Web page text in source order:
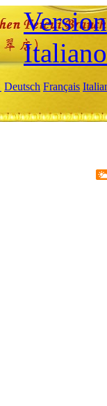
Italiano
Deutsch Français